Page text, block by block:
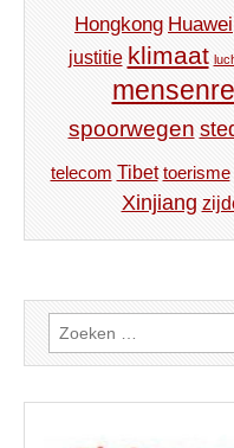
Hongkong Huawei
justitie klimaat
spoorwegen
telecom Tibet toerisme
Xinjiang
Zoeken
naar: